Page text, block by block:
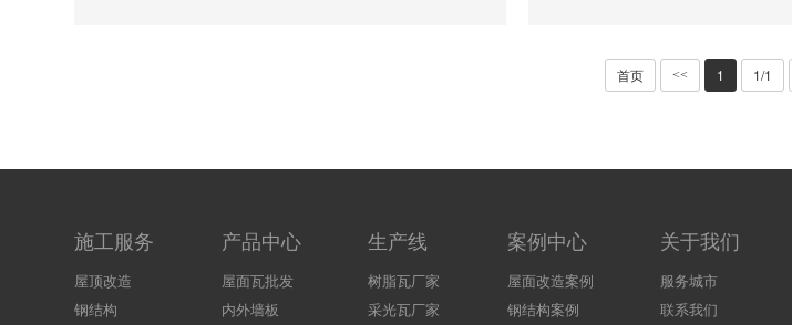
首页 << 1 1/1
施工服务
屋顶改造
钢结构
产品中心
屋面瓦批发
内外墙板
生产线
树脂瓦厂家
采光瓦厂家
案例中心
屋面改造案例
钢结构案例
关于我们
服务城市
联系我们